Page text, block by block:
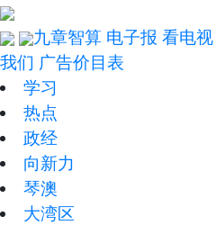
九章智算 电子报 看电视
我们 广告价目表
学习
热点
政经
向新力
琴澳
大湾区